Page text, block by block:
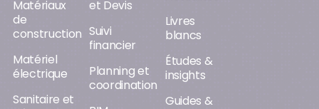
Plomberie
et
chauffage
Bois et
dérivés
GED
Compte
rendu de
chantier
Appel